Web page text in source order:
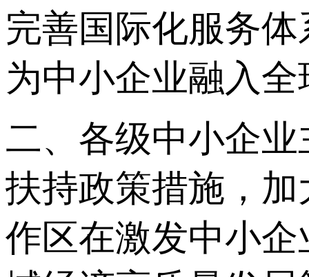
完善国际化服务
为中小企业融入
二、各级中小企
扶持政策措施，
作区在激发中小